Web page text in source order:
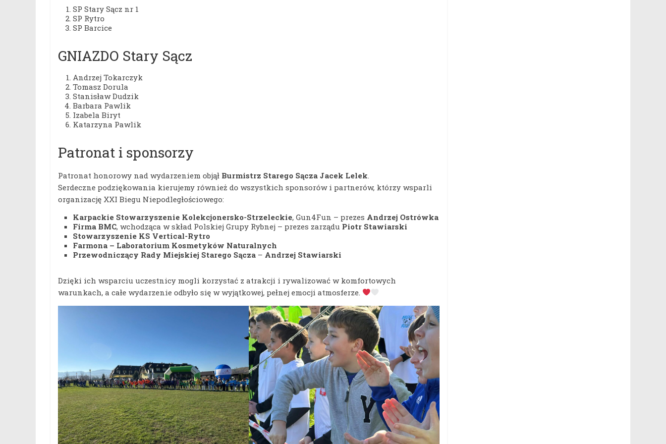
SP Stary Sącz nr 1
SP Rytro
SP Barcice
GNIAZDO Stary Sącz
Andrzej Tokarczyk
Tomasz Dorula
Stanisław Dudzik
Barbara Pawlik
Izabela Biryt
Katarzyna Pawlik
Patronat i sponsorzy
Patronat honorowy nad wydarzeniem objął Burmistrz Starego Sącza Jacek Lelek
Serdeczne podziękowania kierujemy również do wszystkich sponsorów i partnerów, którzy wsparli
organizację XXI Biegu Niepodległościowego:
Karpackie Stowarzyszenie Kolekcjonersko-Strzeleckie, Gun4Fun – prezes Andrzej Ostrówka
Firma BMC, wchodząca w skład Polskiej Grupy Rybnej – prezes zarządu Piotr Stawiarski
Stowarzyszenie KS Vertical-Rytro
Farmona – Laboratorium Kosmetyków Naturalnych
Przewodniczący Rady Miejskiej Starego Sącza – Andrzej Stawiarski
Dzięki ich wsparciu uczestnicy mogli korzystać z atrakcji i rywalizować w komfortowych
warunkach, a całe wydarzenie odbyło się w wyjątkowej, pełnej emocji atmosferze.